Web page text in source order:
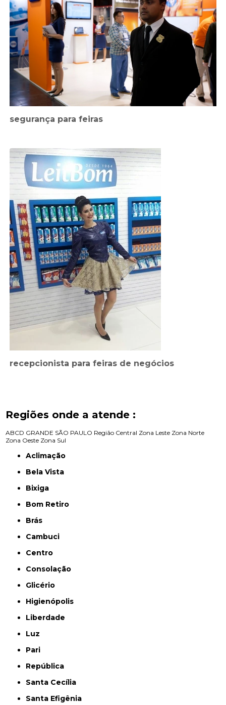
segurança para feiras
recepcionista para feiras de negócios
Regiões onde a atende :
ABCD GRANDE SÃO PAULO Região Central Zona Leste Zona Norte
Zona Oeste Zona Sul
Aclimação
Bela Vista
Bixiga
Bom Retiro
Brás
Cambuci
Centro
Consolação
Glicério
Higienópolis
Liberdade
Luz
Pari
República
Santa Cecília
Santa Efigênia